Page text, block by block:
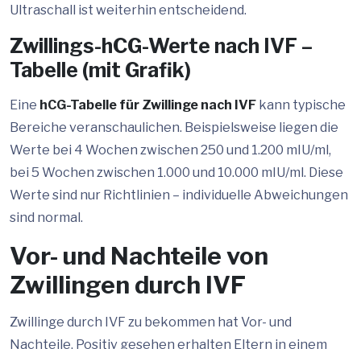
Ultraschall ist weiterhin entscheidend.
Zwillings-hCG-Werte nach IVF –
Tabelle (mit Grafik)
Eine hCG-Tabelle für Zwillinge nach IVF kann typische
Bereiche veranschaulichen. Beispielsweise liegen die
Werte bei 4 Wochen zwischen 250 und 1.200 mIU/ml,
bei 5 Wochen zwischen 1.000 und 10.000 mIU/ml. Diese
Werte sind nur Richtlinien – individuelle Abweichungen
sind normal.
Vor- und Nachteile von
Zwillingen durch IVF
Zwillinge durch IVF zu bekommen hat Vor- und
Nachteile. Positiv gesehen erhalten Eltern in einem